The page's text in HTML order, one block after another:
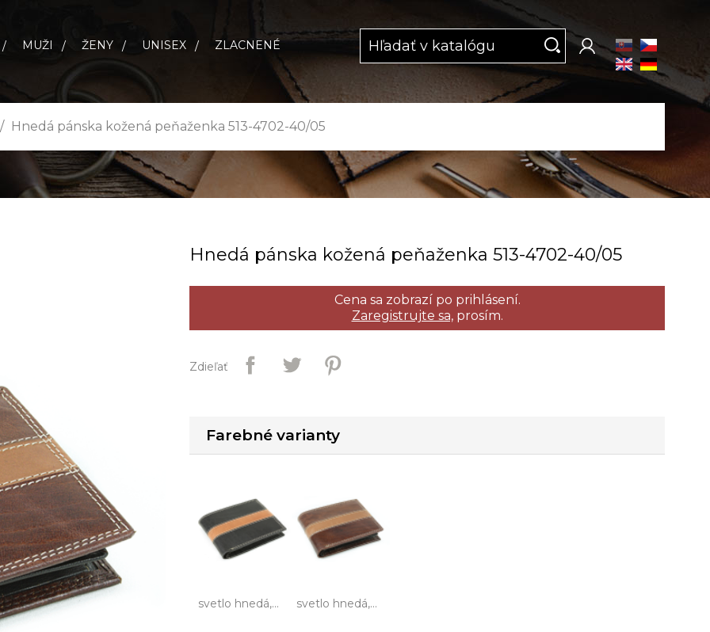
MUŽI ŽENY UNISEX ZLACNENÉ
Hnedá pánska kožená peňaženka 513-4702-40/05
Hnedá pánska kožená peňaženka 513­-4702­-40/05
Cena sa zobrazí po prihlásení.
Zaregistrujte sa,prosím.
Zdieľať
Farebné varianty
svetlo hnedá,... svetlo hnedá,...